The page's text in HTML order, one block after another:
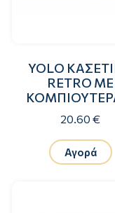
YOLO
RETRO ΜΕ
CLIMBER
20.60 €
Αγορά